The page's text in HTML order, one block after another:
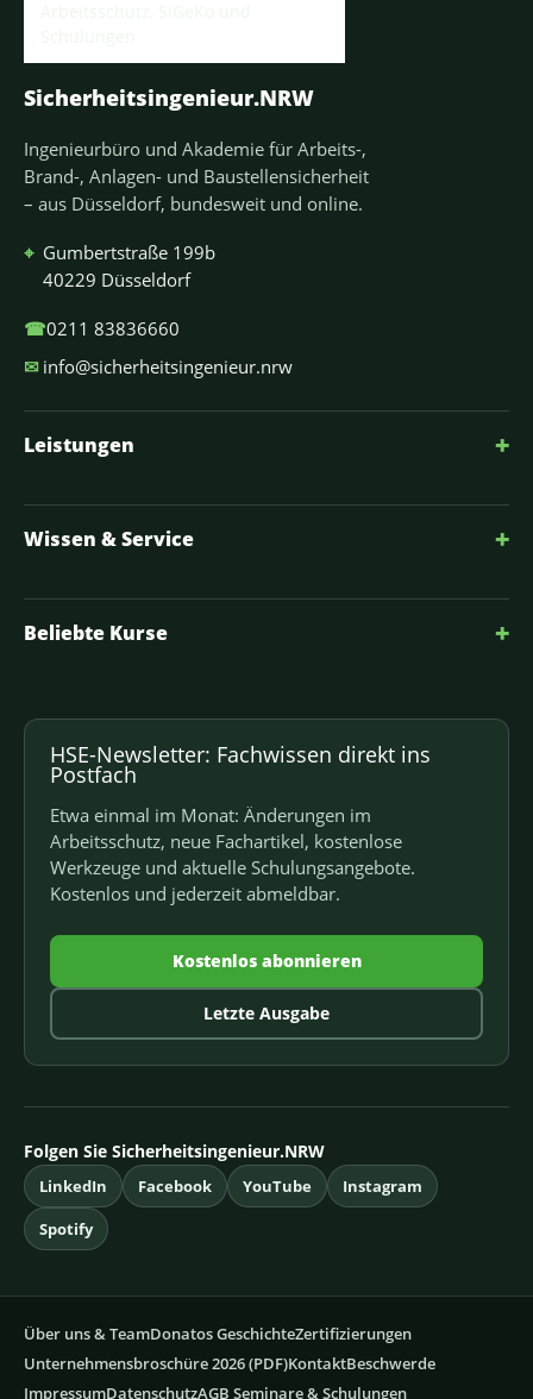
Sicherheitsingenieur.NRW
Ingenieurbüro und Akademie für Arbeits-,
Brand-, Anlagen- und Baustellensicherheit
– aus Düsseldorf, bundesweit und online.
⌖ Gumbertstraße 199b
40229 Düsseldorf
☎0211 83836660
✉ info@sicherheitsingenieur.nrw
Leistungen +
Wissen & Service +
Beliebte Kurse +
HSE-Newsletter: Fachwissen direkt ins
Postfach
Etwa einmal im Monat: Änderungen im
Arbeitsschutz, neue Fachartikel, kostenlose
Werkzeuge und aktuelle Schulungsangebote.
Kostenlos und jederzeit abmeldbar.
Kostenlos abonnieren
Letzte Ausgabe
Folgen Sie Sicherheitsingenieur.NRW
LinkedIn Facebook YouTube
Instagram
Spotify
Über uns & TeamDonatos GeschichteZertifizierungen
Unternehmensbroschüre 2026 (PDF)KontaktBeschwerde
ImpressumDatenschutzAGB Seminare & Schulungen